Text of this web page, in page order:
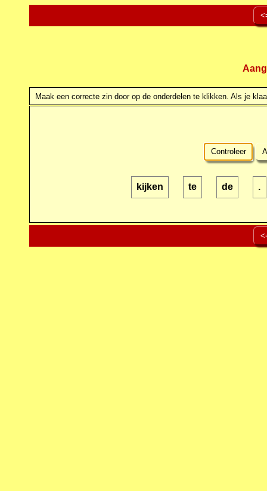
Maak een correcte zin door op de onderdelen te klikken. Als je
Controleer
kijken te de .